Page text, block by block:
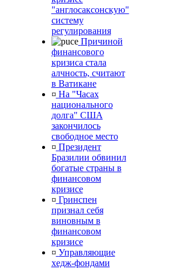
"англосаксонскую"
систему
регулирования
Причиной
финансового
кризиса стала
алчность, считают
в Ватикане
¤ На "Часах
национального
долга" США
закончилось
свободное место
¤ Президент
Бразилии обвинил
богатые страны в
финансовом
кризисе
¤ Гринспен
признал себя
виновным в
финансовом
кризисе
¤ Управляющие
хедж-фондами